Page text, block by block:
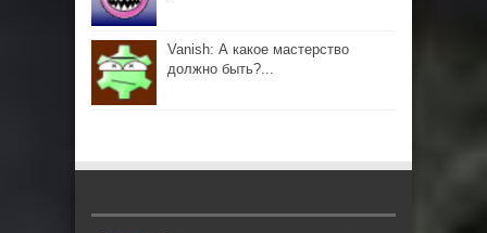
Vanish: А какое мастерство
должно быть?...